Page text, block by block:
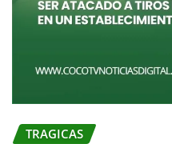
TRAGICAS